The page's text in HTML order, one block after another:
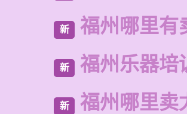
新 福州哪里有
新 福州乐器培
新 福州哪里卖